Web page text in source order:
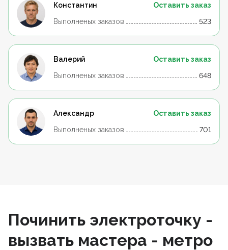
Константин
Оставить заказ
Выполненых заказов
523
Валерий
Оставить заказ
Выполненых заказов
648
Александр
Оставить заказ
Выполненых заказов
701
Починить электроточку -
вызвать мастера - метро